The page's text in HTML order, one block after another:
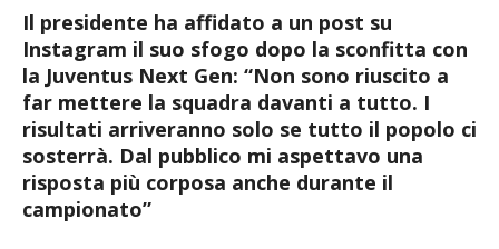
Il presidente ha affidato a un post su
Instagram il suo sfogo dopo la sconfitta con
la Juventus Next Gen: “Non sono riuscito a
far mettere la squadra davanti a tutto. I
risultati arriveranno solo se tutto il popolo ci
sosterrà. Dal pubblico mi aspettavo una
risposta più corposa anche durante il
campionato”